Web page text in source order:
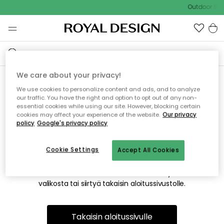
Outdoor
Emme valitettavasti löydä
etsimääsi sivua
Tämä voi johtua siitä, että sivua ei enää ole tai siitä, että se
on siirretty muualle. Pahoittelemme tästä mahdollisesti
valikosta tai siirtyä takaisin aloitussivustolle.
Takaisin aloitussivulle
We care about your privacy!
We use cookies to personalize content and ads, and to analyze
our traffic. You have the right and option to opt out of any non-
essential cookies while using our site. However, blocking certain
cookies may affect your experience of the website. Our privacy
policy Google's privacy policy
Accept All Cookies
Cookie Settings